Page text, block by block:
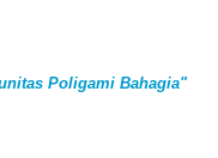
Poligami Bahagia"